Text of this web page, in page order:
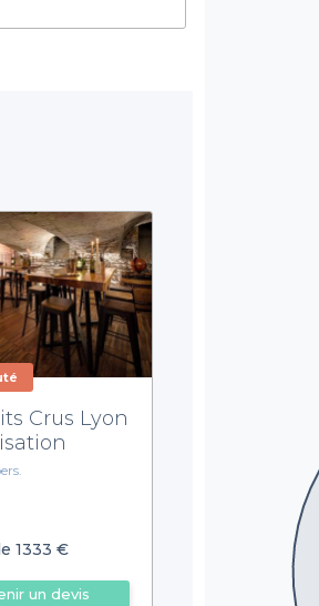
Crus Lyon
1333 €
un devis